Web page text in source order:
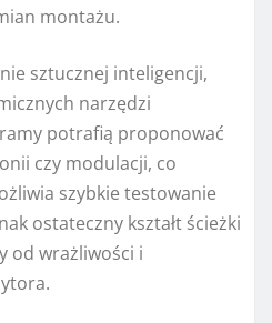
montażu.
sztucznej inteligencji,
narzędzi
potrafią proponować
czy modulacji, co
szybkie testowanie
ostateczny kształt ścieżki
od wrażliwości i